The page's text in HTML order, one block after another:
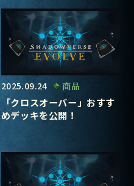
2025.09.24 商品
「クロスオーバー」おすす
めデッキを公開！